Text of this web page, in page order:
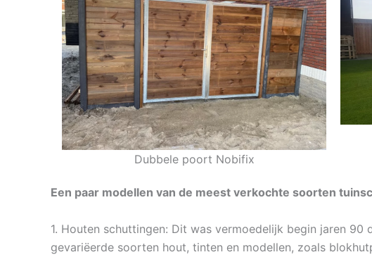
Dubbele poort Nobifix
Een paar modellen van de meest verkochte soorten
1. Houten schuttingen: Dit was vermoedelijk begin jaren
gevariëerde soorten hout, tinten en modellen, zoals